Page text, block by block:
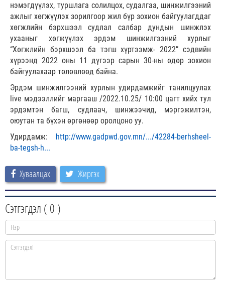
нэмэгдүүлэх, туршлага солилцох, судалгаа, шинжилгээний
ажлыг хөгжүүлэх зорилгоор жил бүр зохион байгуулагддаг
хөгжлийн бэрхшээл судлал салбар дундын шинжлэх
ухааныг хөгжүүлэх эрдэм шинжилгээний хурлыг
“Хөгжлийн бэрхшээл ба тэгш хүртээмж- 2022” сэдвийн
хүрээнд 2022 оны 11 дүгээр сарын 30-ны өдөр зохион
байгуулахаар төлөвлөөд байна.
Эрдэм шинжилгээний хурлын удирдамжийг танилцуулах
live мэдээллийг маргааш /2022.10.25/ 10:00 цагт хийх тул
эрдэмтэн багш, судлаач, шинжээчид, мэргэжилтэн,
оюутан та бүхэн өргөнөөр оролцоно уу.
Удирдамж:
http://www.gadpwd.gov.mn/.../42284-berhsheel-
ba-tegsh-h...
Хуваалцах Жиргэх
Сэтгэгдэл ( 0 )